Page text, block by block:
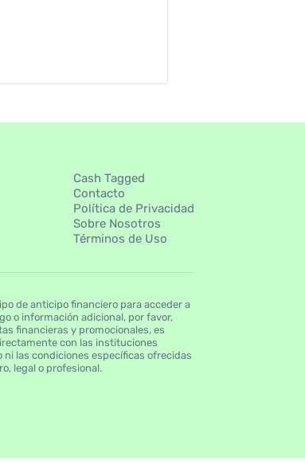
Cash Tagged
Contacto
Política de Privacidad
Sobre Nosotros
Términos de Uso
de anticipo financiero para acceder a
o información adicional, por favor,
financieras y promocionales, es
con las instituciones
las condiciones específicas ofrecidas
legal o profesional.